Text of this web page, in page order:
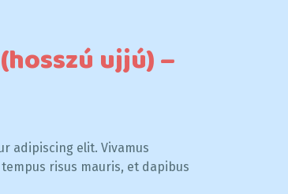
ujjú) –
adipiscing elit. Vivamus
risus mauris, et dapibus